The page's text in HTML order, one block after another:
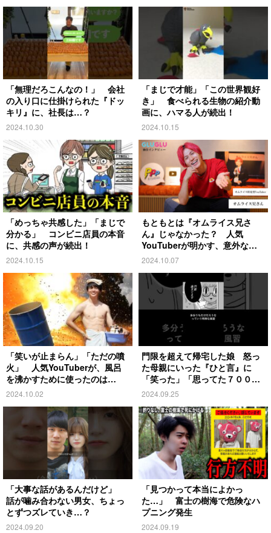
「無理だろこんなの！」 会社
の入り口に仕掛けられた『ドッ
キリ』に、社長は…？
2024.10.30
「まじで才能」「この世界観好
き」 食べられる生物の紹介動
画に、ハマる人が続出！
2024.10.15
「めっちゃ共感した」「まじで
分かる」 コンビニ店員の本音
に、共感の声が続出！
2024.10.15
もともとは『オムライス兄さ
ん』じゃなかった？ 人気
YouTuberが明かす、意外な過
去とは
2024.10.07
「笑いが止まらん」「ただの噴
火」 人気YouTuberが、風呂
を沸かすために使ったのは…
2024.10.02
門限を超えて帰宅した娘 怒っ
た母親にいった『ひと言』に
「笑った」「思ってた７００倍
特殊」
2024.09.25
「大事な話があるんだけど」
話が噛み合わない男女、ちょっ
とずつズレていき…？
2024.09.20
「見つかって本当によかっ
た…」 富士の樹海で危険なハ
プニング発生
2024.09.19